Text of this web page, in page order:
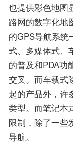
也提供彩色地图
路网的数字化地
的GPS导航系统
式、多媒体式、
的普及和PDA功
交叉。而车载式
起的产品外，许
类型。而笔记本
限制，除了一些
导航。